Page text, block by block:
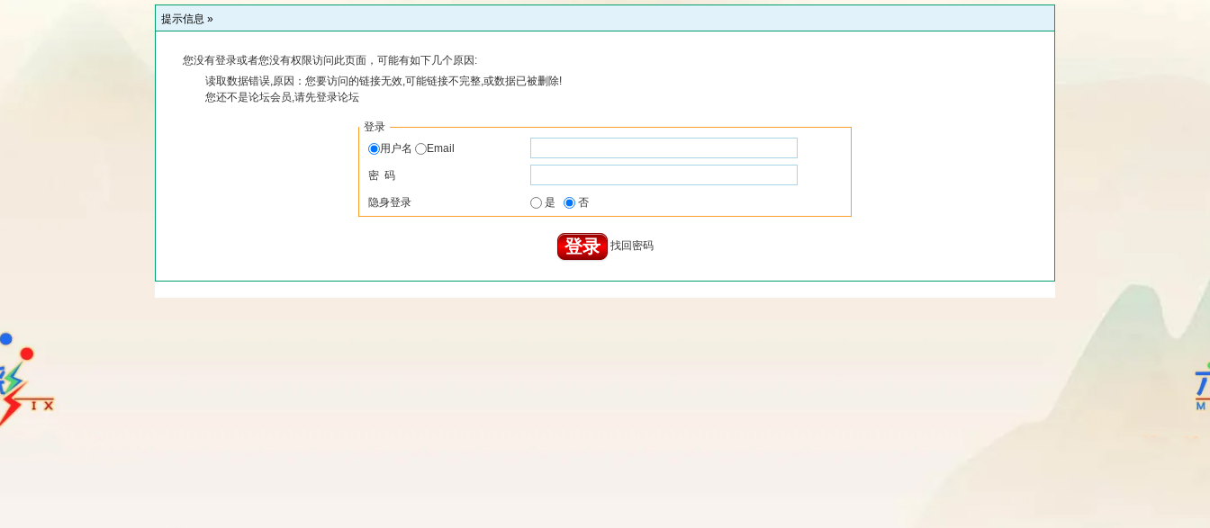
提示信息 »
您没有登录或者您没有权限访问此页面，可能有如下几个原因:
读取数据错误,原因：您要访问的链接无效,可能链接不完整,或数据已被删除!
您还不是论坛会员,请先登录论坛
登录
用户名
Email
密 码
隐身登录 是 否
找回密码